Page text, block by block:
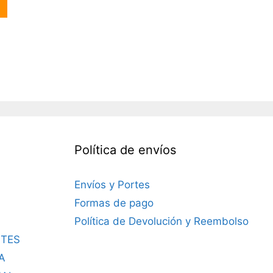
Política de envíos
Envíos y Portes
Formas de pago
Política de Devolución y Reembolso